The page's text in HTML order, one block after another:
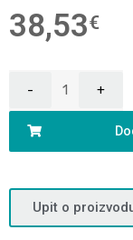
38,53€
Upit o